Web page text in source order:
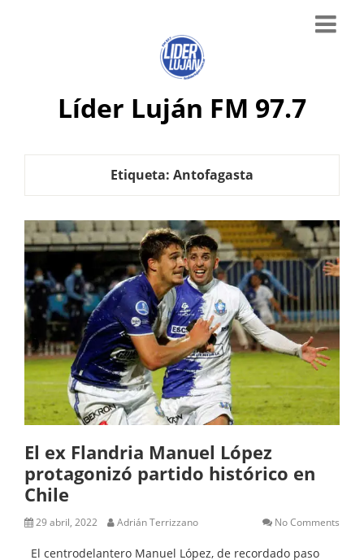
Líder Luján FM 97.7
Etiqueta: Antofagasta
El ex Flandria Manuel López
protagonizó partido histórico en
Chile
29 abril, 2022 Adrián Terrizzano No Comments
El centrodelantero Manuel López, de recordado paso